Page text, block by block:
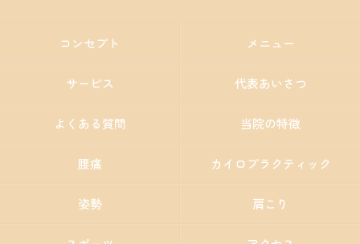
コンセプト メニュー
サービス 代表あいさつ
よくある質問 当院の特徴
腰痛 カイロプラクティック
姿勢 肩こり